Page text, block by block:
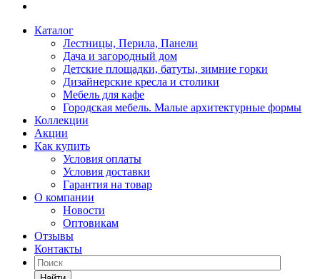
Каталог
Лестницы, Перила, Панели
Дача и загородный дом
Детские площадки, батуты, зимние горки
Дизайнерские кресла и столики
Мебель для кафе
Городская мебель. Малые архитектурные формы
Коллекции
Акции
Как купить
Условия оплаты
Условия доставки
Гарантия на товар
О компании
Новости
Оптовикам
Отзывы
Контакты